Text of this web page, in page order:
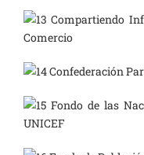
Compartiendo
Comercio
Confederación
Fondo de las
UNICEF